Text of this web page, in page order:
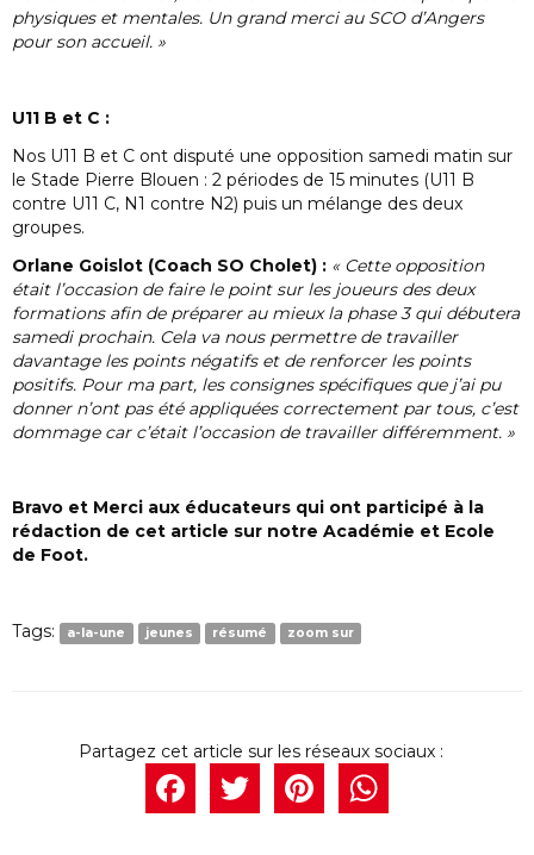
physiques et mentales. Un grand merci au SCO d’Angers
pour son accueil. »
U11 B et C :
Nos U11 B et C ont disputé une opposition samedi matin sur
le Stade Pierre Blouen : 2 périodes de 15 minutes (U11 B
contre U11 C, N1 contre N2) puis un mélange des deux
groupes.
Orlane Goislot (Coach SO Cholet) : « Cette opposition
était l’occasion de faire le point sur les joueurs des deux
formations afin de préparer au mieux la phase 3 qui débutera
samedi prochain. Cela va nous permettre de travailler
davantage les points négatifs et de renforcer les points
positifs. Pour ma part, les consignes spécifiques que j’ai pu
donner n’ont pas été appliquées correctement par tous, c’est
dommage car c’était l’occasion de travailler différemment. »
Bravo et Merci aux éducateurs qui ont participé à la
rédaction de cet article sur notre Académie et Ecole
de Foot.
Tags: a-la-une jeunes résumé zoom sur
Facebook
Twitter